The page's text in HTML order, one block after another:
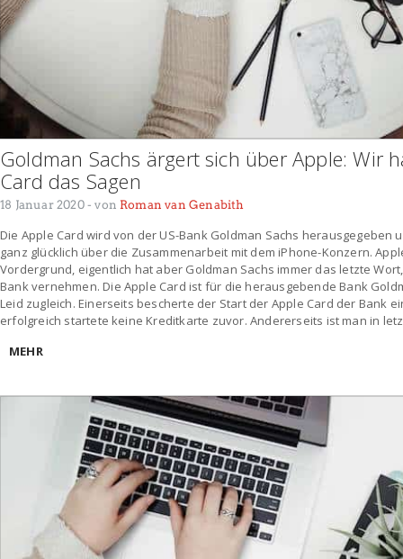
Goldman Sachs ärgert sich über Apple: Wir
Card das Sagen
18 Januar 2020- von Roman van Genabith
Die Apple Card wird von der US-Bank Goldman Sachs herausgegeben
ganz glücklich über die Zusammenarbeit mit dem iPhone-Konzern.
Vordergrund, eigentlich hat aber Goldman Sachs immer das letzte
Bank vernehmen. Die Apple Card ist für die herausgebende Bank
Leid zugleich. Einerseits bescherte der Start der Apple Card der Bank
erfolgreich startete keine Kreditkarte zuvor. Andererseits ist man in
MEHR